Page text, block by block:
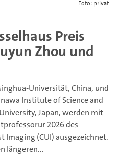
Foto: privat
Preis
Zhou und
Universität, China, und
Institute of Science and
Japan, werden mit
2026 des
(CUI) ausgezeichnet.
längeren...